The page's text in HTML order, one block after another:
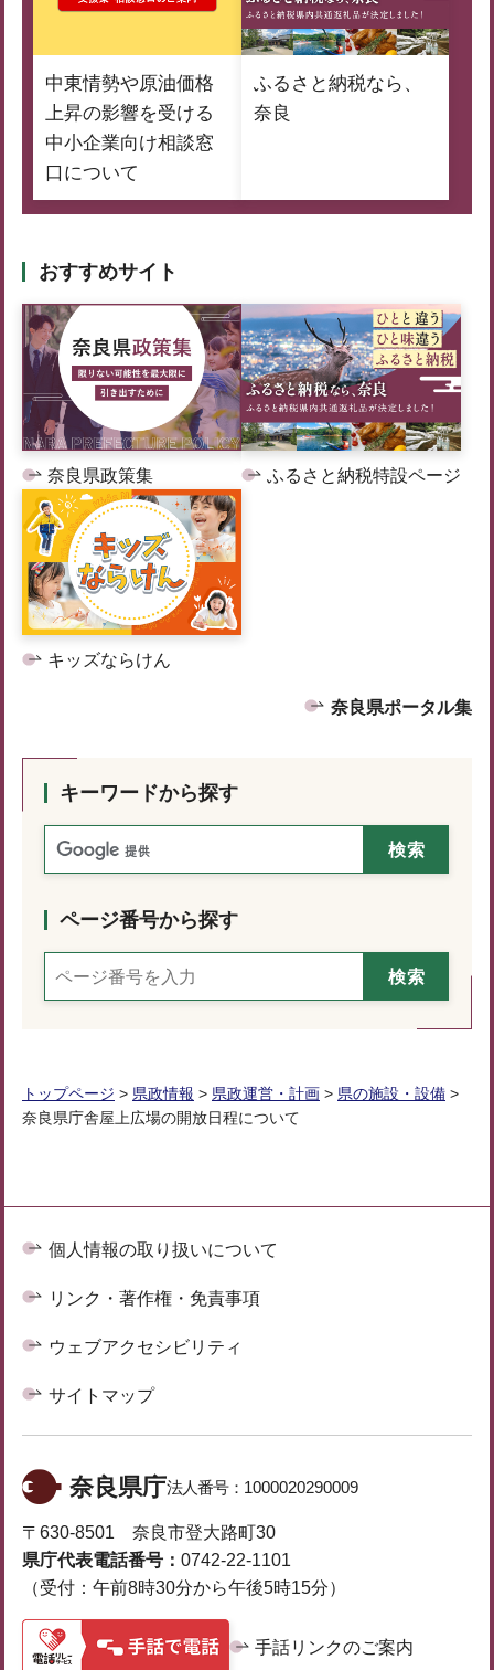
中東情勢や原油価格
上昇の影響を受ける
中小企業向け相談窓
口について
ふるさと納税なら、
奈良
おすすめサイト
奈良県政策集 ふるさと納税特設ページ
キッズならけん
奈良県ポータル集
キーワードから探す
ページ番号から探す
トップページ > 県政情報 > 県政運営・計画 > 県の施設・設備 >
奈良県庁舎屋上広場の開放日程について
個人情報の取り扱いについて
リンク・著作権・免責事項
ウェブアクセシビリティ
サイトマップ
奈良県庁法人番号： 1000020290009
〒630-8501 奈良市登大路町30
県庁代表電話番号： 0742-22-1101
（受付：午前8時30分から午後5時15分）
手話リンクのご案内